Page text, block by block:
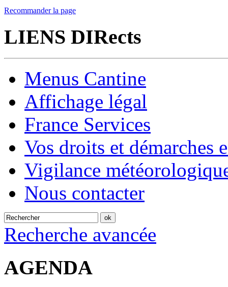
Recommander la page
LIENS DIRects
Menus Cantine
Affichage légal
France Services
Vos droits et démarches
Vigilance
Nous contacter
Recherche avancée
AGENDA